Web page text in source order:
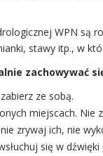
WPN są
stawy itp., w
zachowywać
ze sobą.
miejscach. Nie
zrywaj ich, nie
się w dźwięki